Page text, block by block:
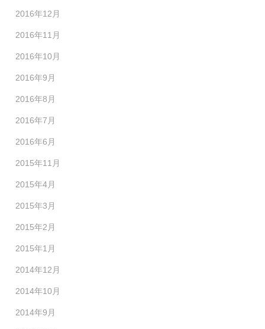
2016年12月
2016年11月
2016年10月
2016年9月
2016年8月
2016年7月
2016年6月
2015年11月
2015年4月
2015年3月
2015年2月
2015年1月
2014年12月
2014年10月
2014年9月